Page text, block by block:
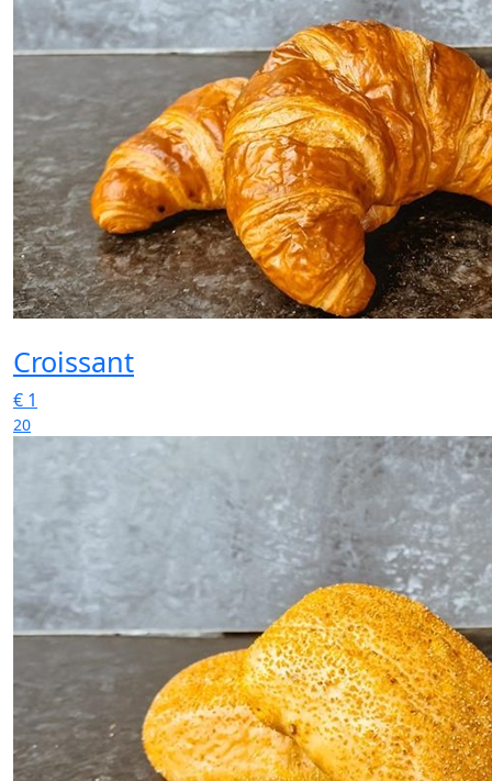
Croissant
€ 1
20